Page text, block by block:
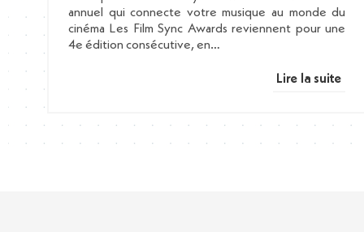
annuel qui connecte votre musique au monde du
cinéma Les Film Sync Awards reviennent pour une
4e édition consécutive, en…
Lire la suite